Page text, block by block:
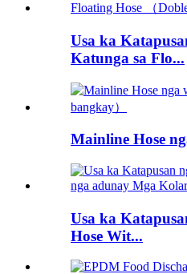
Usa ka
Katunga sa Flo...
Mainline Hose
Usa ka
Hose Wit...